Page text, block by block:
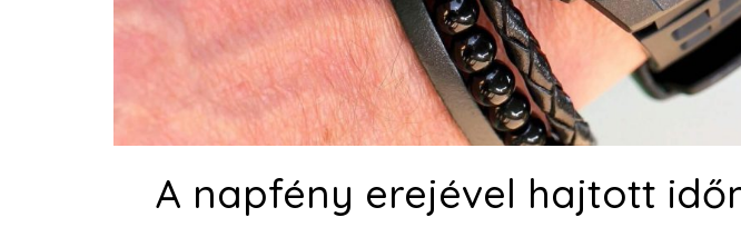
A napfény erejével hajtott